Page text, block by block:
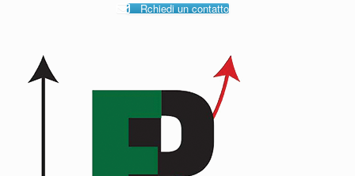
Rchiedi un contatto